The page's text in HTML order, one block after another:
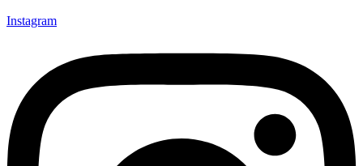
Instagram